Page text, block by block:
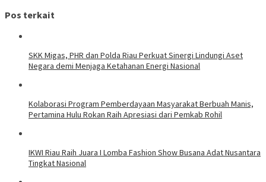
Pos terkait
SKK Migas, PHR dan Polda Riau Perkuat Sinergi Lindungi Aset
Negara demi Menjaga Ketahanan Energi Nasional
Kolaborasi Program Pemberdayaan Masyarakat Berbuah Manis,
Pertamina Hulu Rokan Raih Apresiasi dari Pemkab Rohil
IKWI Riau Raih Juara I Lomba Fashion Show Busana Adat Nusantara
Tingkat Nasional